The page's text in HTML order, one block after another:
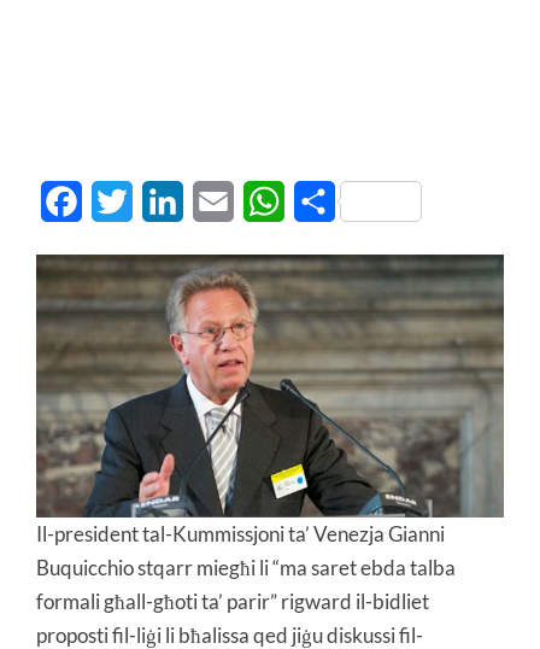
FacebookTwitter LinkedInEmail WhatsApp
Share
Il-president tal-Kummissjoni ta’ Venezja Gianni
Buquicchio stqarr miegħi li “ma saret ebda talba
formali għall-għoti ta’ parir” rigward il-bidliet
proposti fil-liġi li bħalissa qed jiġu diskussi fil-